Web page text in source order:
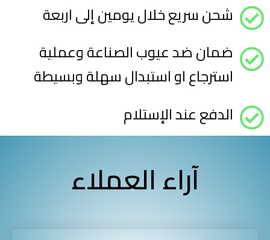
شحن سريع خلال يومين إلى اربعة
ضمان ضد عيوب الصناعة وعملية
استرجاع او استبدال سهلة وبسيطة
الدفع عند الإستلام
آراء العملاء